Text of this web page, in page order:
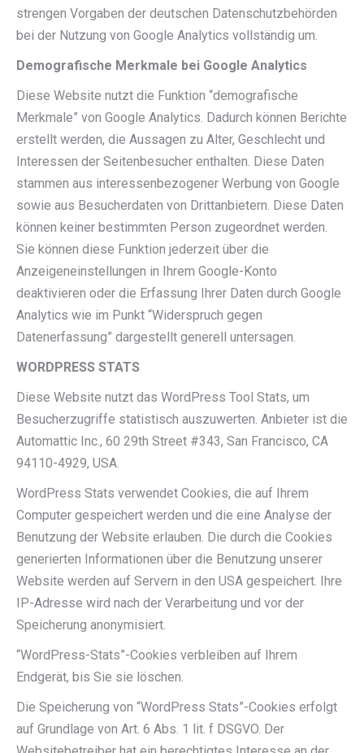
strengen Vorgaben der deutschen Datenschutzbehörden
bei der Nutzung von Google Analytics vollständig um.
Demografische Merkmale bei Google Analytics
Diese Website nutzt die Funktion “demografische
Merkmale” von Google Analytics. Dadurch können Berichte
erstellt werden, die Aussagen zu Alter, Geschlecht und
Interessen der Seitenbesucher enthalten. Diese Daten
stammen aus interessenbezogener Werbung von Google
sowie aus Besucherdaten von Drittanbietern. Diese Daten
können keiner bestimmten Person zugeordnet werden.
Sie können diese Funktion jederzeit über die
Anzeigeneinstellungen in Ihrem Google-Konto
deaktivieren oder die Erfassung Ihrer Daten durch Google
Analytics wie im Punkt “Widerspruch gegen
Datenerfassung” dargestellt generell untersagen.
WORDPRESS STATS
Diese Website nutzt das WordPress Tool Stats, um
Besucherzugriffe statistisch auszuwerten. Anbieter ist die
Automattic Inc., 60 29th Street #343, San Francisco, CA
94110-4929, USA.
WordPress Stats verwendet Cookies, die auf Ihrem
Computer gespeichert werden und die eine Analyse der
Benutzung der Website erlauben. Die durch die Cookies
generierten Informationen über die Benutzung unserer
Website werden auf Servern in den USA gespeichert. Ihre
IP-Adresse wird nach der Verarbeitung und vor der
Speicherung anonymisiert.
“WordPress-Stats”-Cookies verbleiben auf Ihrem
Endgerät, bis Sie sie löschen.
Die Speicherung von “WordPress Stats”-Cookies erfolgt
auf Grundlage von Art. 6 Abs. 1 lit. f DSGVO. Der